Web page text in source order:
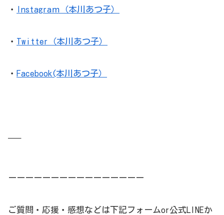
・ Instagraｍ（本川あつ子）
・ Twitter（本川あつ子）
・ Facebook(本川あつ子）
—–
ーーーーーーーーーーーーーーーー
ご質問・応援・感想などは下記フォームor公式LINEか